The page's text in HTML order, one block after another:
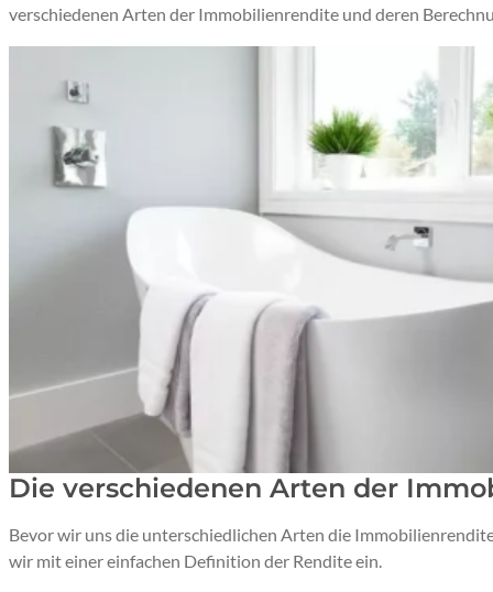
verschiedenen Arten der Immobilienrendite und deren
Die verschiedenen Arten der
Bevor wir uns die unterschiedlichen Arten die
wir mit einer einfachen Definition der Rendite ein.